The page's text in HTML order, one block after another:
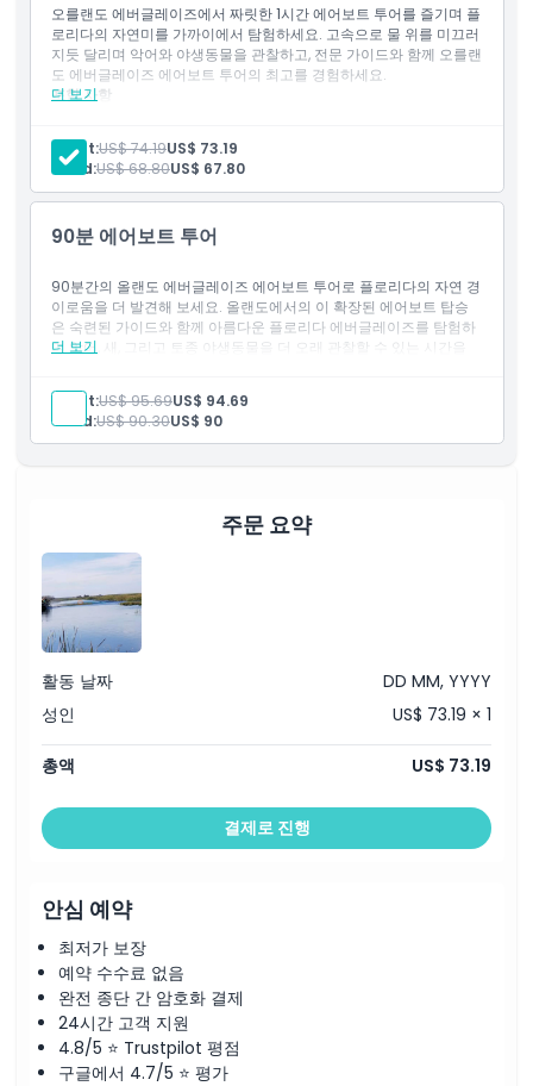
하이라이트
포함 사항
아동 성인 정책
알아야 할 사항
위치
교환 방법
오를랜도 에버글레이즈에서 짜릿한 1시간 에어보트 투어를 즐기며 플
로리다의 자연미를 가까이에서 탐험하세요. 고속으로 물 위를 미끄러
지듯 달리며 악어와 야생동물을 관찰하고, 전문 가이드와 함께 오를랜
도 에버글레이즈 에어보트 투어의 최고를 경험하세요.
더 보기
포함 사항
영어 구사 가이드
연료비
세금
1시간 에어보트 투어
Adult:US$ 74.19US$ 73.19
Child:US$ 68.80US$ 67.80
90분 에어보트 투어
90분간의 올랜도 에버글레이즈 에어보트 투어로 플로리다의 자연 경
이로움을 더 발견해 보세요. 올랜도에서의 이 확장된 에어보트 탑승
은 숙련된 가이드와 함께 아름다운 플로리다 에버글레이즈를 탐험하
며 악어, 새, 그리고 토종 야생동물을 더 오래 관찰할 수 있는 시간을
더 보기
포함 사항
입장: 파틴 트라이앵글 공원
영어 가이드
Adult:US$ 95.69US$ 94.69
Child:US$ 90.30US$ 90
주문 요약
활동 날짜
DD MM, YYYY
성인
US$ 73.19 × 1
총액 US$ 73.19
결제로 진행
안심 예약
최저가 보장
예약 수수료 없음
완전 종단 간 암호화 결제
24시간 고객 지원
4.8/5 ⭐ Trustpilot 평점
구글에서 4.7/5 ⭐ 평가